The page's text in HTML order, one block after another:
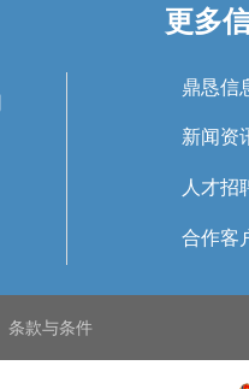
条款与条件
人才招
更多
鼎恳信
新闻资
合作客